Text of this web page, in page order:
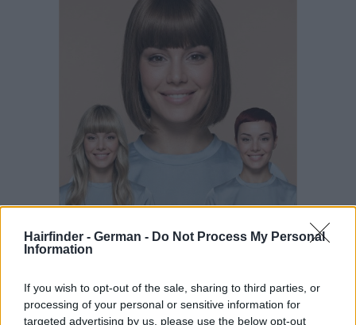
Hairfinder - German - Do Not Process My Personal
Information
If you wish to opt-out of the sale, sharing to third parties, or
processing of your personal or sensitive information for
targeted advertising by us, please use the below opt-out